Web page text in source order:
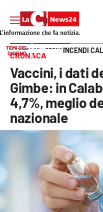
SEZIONI
Cronaca
Politica
Attualità
Economia e lavoro
Italia Mondo
Vai
TEMI DEL
GIORNO
INCENDI
HOME PAGE CRONACA
CRONACA
Vaccini, i dati
Gimbe: in
4,7%, meglio
nazionale